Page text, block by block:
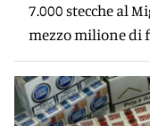
7.000 stecche al
mezzo milione di